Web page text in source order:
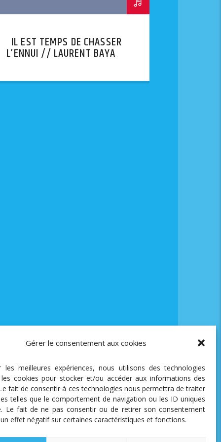
Gérer le consentement aux cookies
les meilleures expériences, nous utilisons des technologies
cookies pour stocker et/ou accéder aux informations des
fait de consentir à ces technologies nous permettra de traiter
telles que le comportement de navigation ou les ID uniques
Le fait de ne pas consentir ou de retirer son consentement
effet négatif sur certaines caractéristiques et fonctions.
IL EST TEMPS DE CHASSER
L’ENNUI // LAURENT BAYART